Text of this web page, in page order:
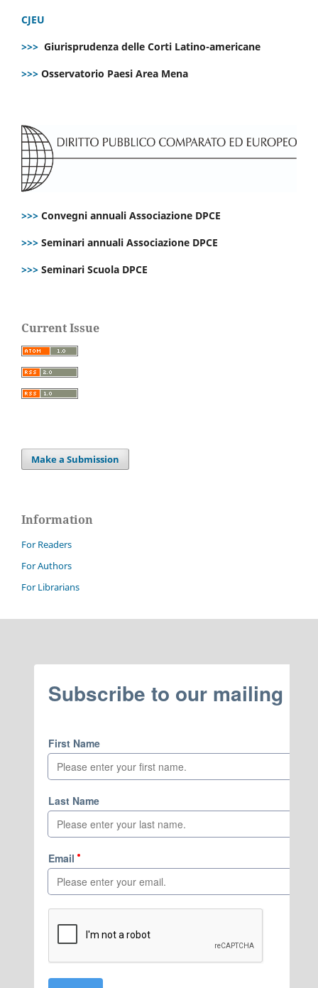
CJEU
>>> Giurisprudenza delle Corti Latino-americane
>>> Osservatorio Paesi Area Mena
>>> Convegni annuali Associazione DPCE
>>> Seminari annuali Associazione DPCE
>>> Seminari Scuola DPCE
Current Issue
Make a Submission
Information
For Readers
For Authors
For Librarians